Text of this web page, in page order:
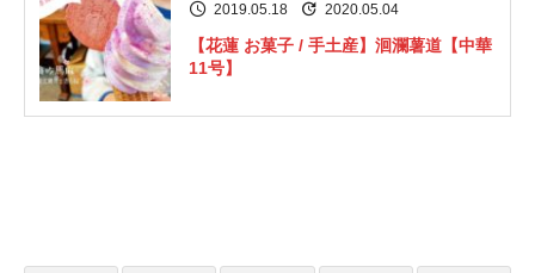
2019.05.18 2020.05.04
【花蓮 お菓子 / 手土産】洄瀾薯道【中華
11号】